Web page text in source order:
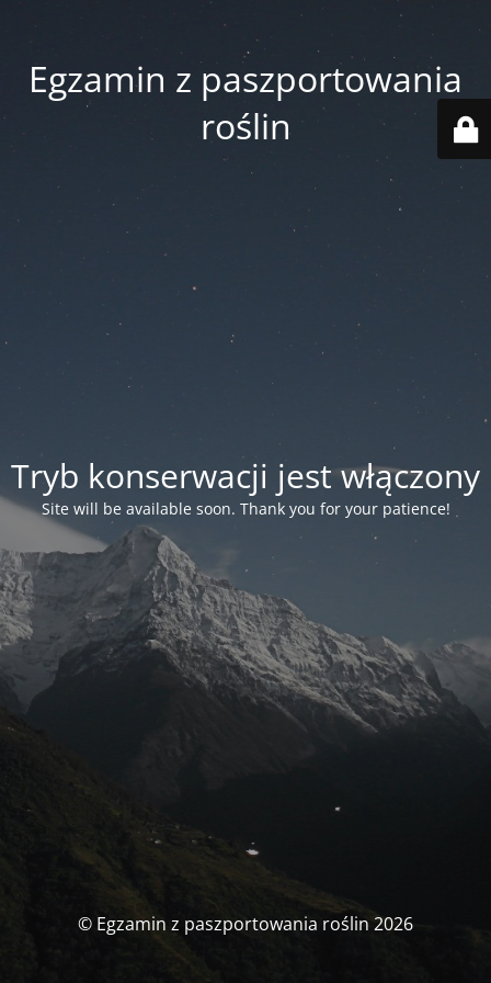
Egzamin z paszportowania
roślin
Tryb konserwacji jest włączony
Site will be available soon. Thank you for your patience!
© Egzamin z paszportowania roślin 2026